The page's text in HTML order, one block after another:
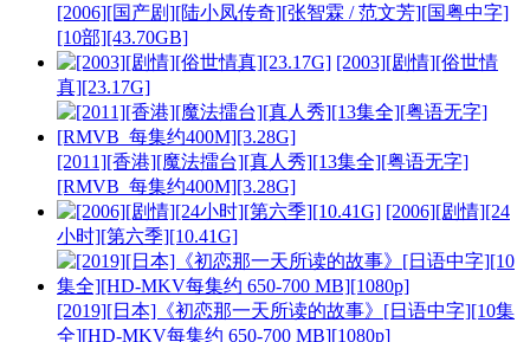
[2006][国产剧][陆小凤传奇][张智霖 / 范文芳][国粤中字]
[10部][43.70GB]
[2003][剧情][俗世情
真][23.17G]
[2011][香港][魔法擂台][真人秀][13集全][粤语无字]
[RMVB_每集约400M][3.28G]
[2006][剧情][24
小时][第六季][10.41G]
[2019][日本]《初恋那一天所读的故事》[日语中字][10集
全][HD-MKV每集约 650-700 MB][1080p]